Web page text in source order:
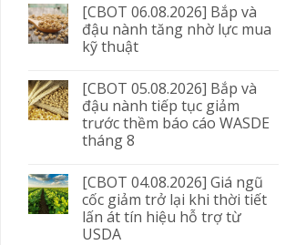
[CBOT 06.08.2026] Bắp và
đậu nành tăng nhờ lực mua
kỹ thuật
[CBOT 05.08.2026] Bắp và
đậu nành tiếp tục giảm
trước thềm báo cáo WASDE
tháng 8
[CBOT 04.08.2026] Giá ngũ
cốc giảm trở lại khi thời tiết
lấn át tín hiệu hỗ trợ từ
USDA